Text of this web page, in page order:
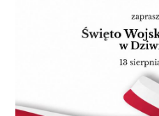
skwitował krótko Jacek,
Wypowiedzi Jacka
bowiem organizację
Koszalin, które
Koncert Urodzinowy.
szeroką skalę prowadzona
reklamowa
z agitacją do wstąpienia w